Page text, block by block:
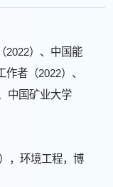
2022）、中国能
者（2022）、
中国矿业大学
，环境工程，博